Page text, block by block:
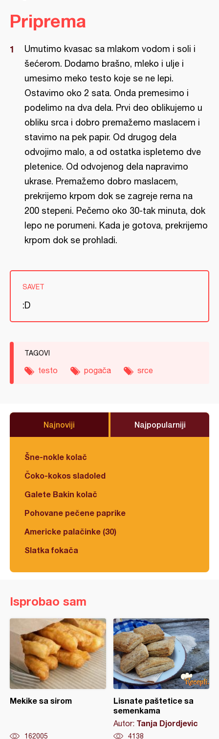
Priprema
Umutimo kvasac sa mlakom vodom i soli i
šećerom. Dodamo brašno, mleko i ulje i
umesimo meko testo koje se ne lepi.
Ostavimo oko 2 sata. Onda premesimo i
podelimo na dva dela. Prvi deo oblikujemo u
obliku srca i dobro premažemo maslacem i
stavimo na pek papir. Od drugog dela
odvojimo malo, a od ostatka ispletemo dve
pletenice. Od odvojenog dela napravimo
ukrase. Premažemo dobro maslacem,
prekrijemo krpom dok se zagreje rerna na
200 stepeni. Pečemo oko 30-tak minuta, dok
lepo ne porumeni. Kada je gotova, prekrijemo
krpom dok se prohladi.
SAVET
:D
TAGOVI
testo pogača srce
Najnoviji Najpopularniji
Šne-nokle kolač
Čoko-kokos sladoled
Galete Bakin kolač
Pohovane pečene paprike
Americke palačinke (30)
Slatka fokača
Isprobao sam
Mekike sa sirom
162005
Lisnate paštetice sa
semenkama
Autor: Tanja Djordjevic
4138